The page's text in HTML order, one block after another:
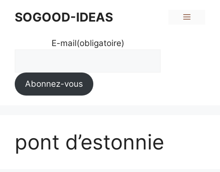
SOGOOD-IDEAS Menu
E-mail(obligatoire)
Abonnez-vous
pont d’estonnie